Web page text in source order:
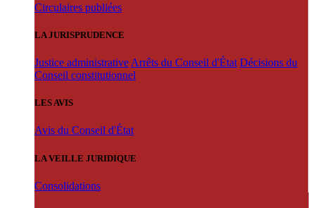
Circulaires publiées
LA JURISPRUDENCE
Justice administrative Arrêts du Conseil d'État Décisions du
Conseil constitutionnel
LES AVIS
Avis du Conseil d'État
LA VEILLE JURIDIQUE
Consolidations